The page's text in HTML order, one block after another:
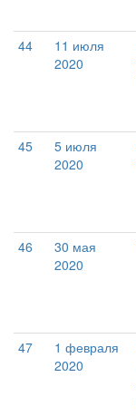
44
11 июля
2020
45
5 июля
2020
46
30 мая
2020
47
1 февраля
2020